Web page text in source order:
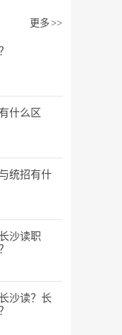
更多 >>
什么区
统招有什
沙读职
沙读？长